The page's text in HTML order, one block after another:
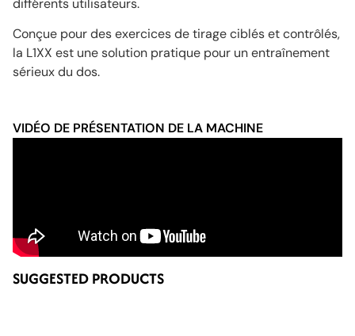
différents utilisateurs.
Conçue pour des exercices de tirage ciblés et contrôlés,
la L1XX est une solution pratique pour un entraînement
sérieux du dos.
VIDÉO DE PRÉSENTATION DE LA MACHINE
SUGGESTED PRODUCTS